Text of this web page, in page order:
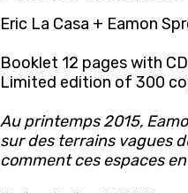
Eric La Casa + Eamon
Booklet 12 pages with
Limited edition of 300
Au printemps 2015,
sur des terrains vagues
comment ces espaces